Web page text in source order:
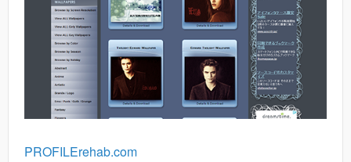
PROFILErehab.com